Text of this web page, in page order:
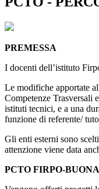
PREMESSA
I docenti dell’istituto
Le modifiche apportate
Competenze Trasversali
istituti tecnici, e a una
funzione di referente/
Gli enti esterni sono
attenzione viene data
PCTO FIRPO-